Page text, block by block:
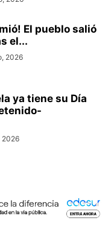
El pueblo salió
el...
2026
ya tiene su Día
2026